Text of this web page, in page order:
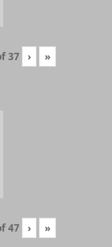
37 › »
47 › »